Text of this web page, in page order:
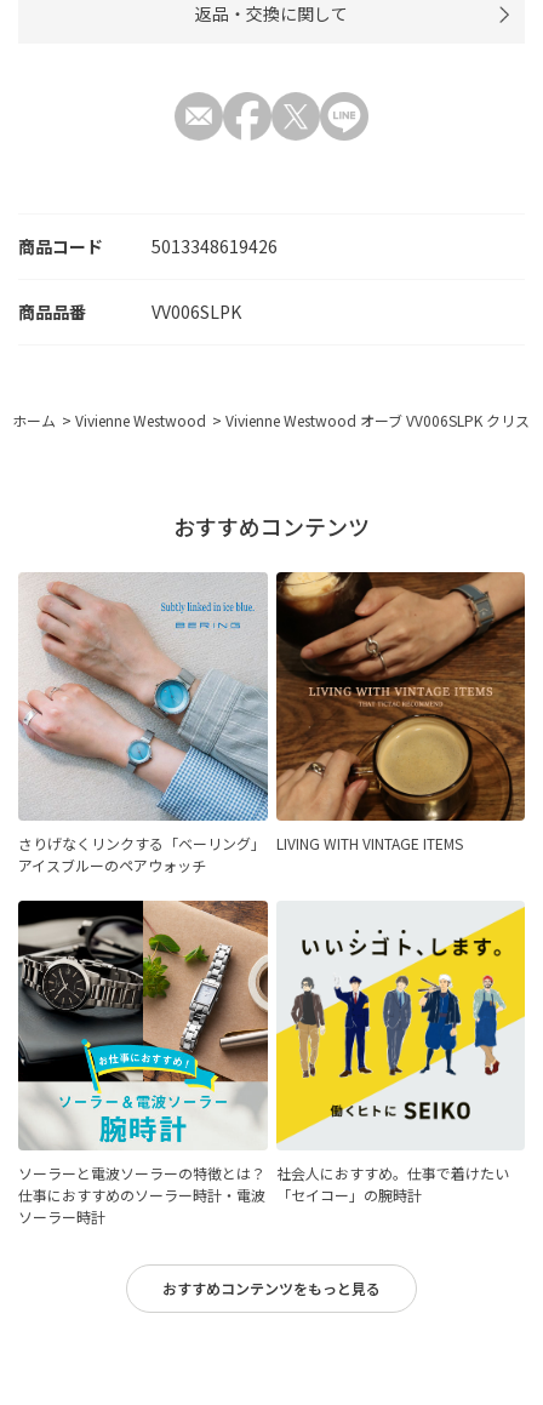
商品コード 5013348619426
VV006SLPK
返品・交換に関して
ホーム > Vivienne Westwood > Vivienne Westwood オーブ VV006SLPK クリス
おすすめコンテンツ
さりげなくリンクする「ベーリング」
アイスブルーのペアウォッチ
LIVING WITH VINTAGE ITEMS
ソーラーと電波ソーラーの特徴とは？
仕事におすすめのソーラー時計・電波
ソーラー時計
社会人におすすめ。仕事で着けたい
「セイコー」の腕時計
おすすめコンテンツをもっと見る